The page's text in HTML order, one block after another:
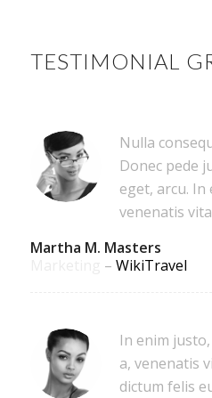
TESTIMONIAL
Nulla
Donec pede
eget, arcu. In
venenatis
Martha M. Masters
– WikiTravel
In enim
a, venenatis
dictum felis